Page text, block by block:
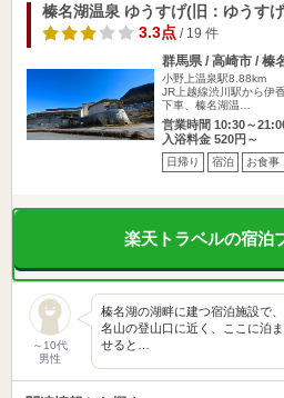
榛名湖温泉 ゆうすげ(旧：ゆうす
3.3点/ 19 件
群馬県 / 高崎市 / 榛
小野上温泉駅8.88km
JR上越線渋川駅から伊
下車、榛名湖温…
営業時間 10:30～
入浴料金 520円～
日帰り 宿泊 お食事
楽天トラベルの宿泊
～10代
男性
榛名湖の湖畔に建つ宿泊施設で
名山の登山口に近く、ここに泊
せると…